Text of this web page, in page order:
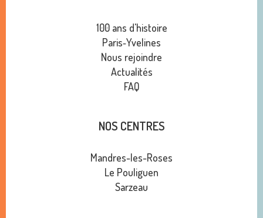
100 ans d'histoire
Paris‑Yvelines
Nous rejoindre
Actualités
FAQ
NOS CENTRES
Mandres-les-Roses
Le Pouliguen
Sarzeau